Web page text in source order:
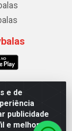
e de
publicidade
e melhorar a
Galpão B -
075 - CNPJ